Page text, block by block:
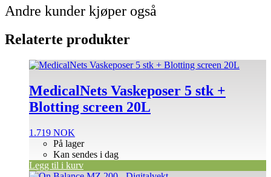
Andre kunder kjøper også
Relaterte produkter
MedicalNets Vaskeposer 5 stk +
Blotting screen 20L
1.719 NOK
På lager
Kan sendes i dag
Legg til i kurv